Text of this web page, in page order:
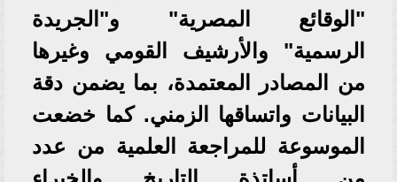
"الوقائع المصرية" و"الجريدة
الرسمية" والأرشيف القومي وغيرها
من المصادر المعتمدة، بما يضمن دقة
البيانات واتساقها الزمني. كما خضعت
الموسوعة للمراجعة العلمية من عدد